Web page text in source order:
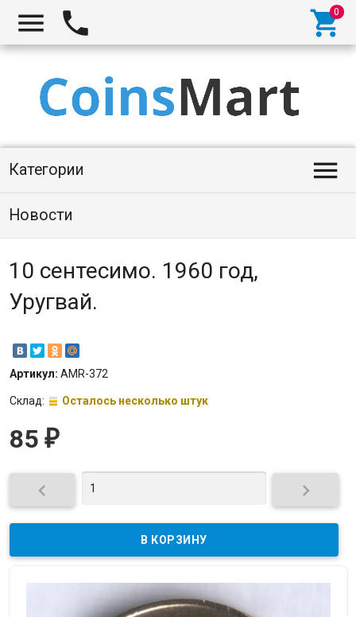
  
Категории 
Новости
10 сентесимо. 1960 год,
Уругвай.
Артикул: AMR-372
Склад: Осталось несколько штук
85 ₽
 